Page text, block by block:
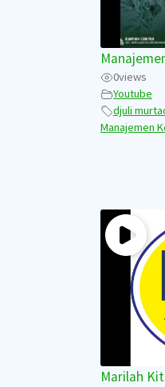
0views
Youtube
djuli
Manajemen
Marilah